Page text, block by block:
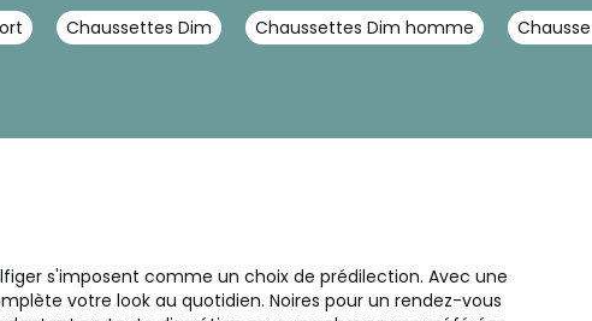
Chaussettes Dim Chaussettes Dim homme
s'imposent comme un choix de prédilection. Avec une
votre look au quotidien. Noires pour un rendez-vous